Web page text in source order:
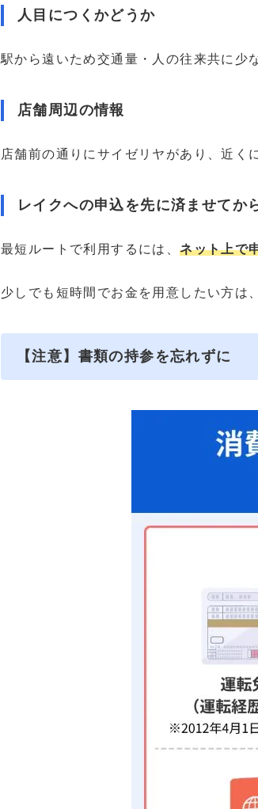
人目につくかどうか
駅から遠いため交通量・人の往来共に少
店舗周辺の情報
店舗前の通りにサイゼリヤがあり、近く
レイクへの申込を先に済ませてか
最短ルートで利用するには、ネット上で
少しでも短時間でお金を用意したい方は、
【注意】書類の持参を忘れずに